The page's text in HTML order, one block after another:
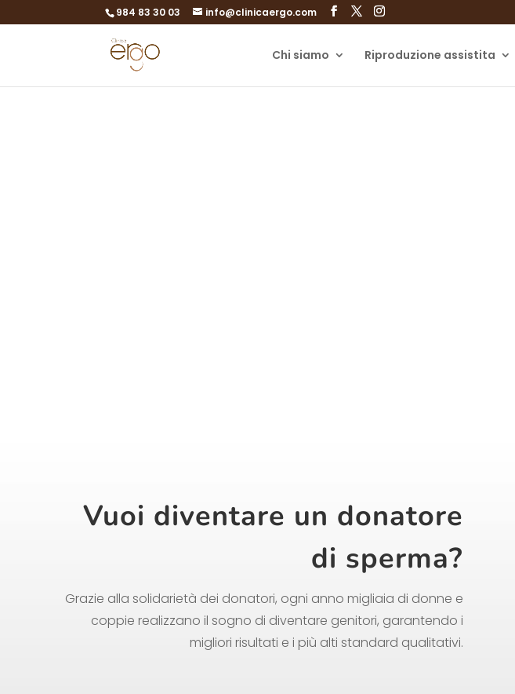
984 83 30 03 info@clinicaergo.com
Chi siamo Riproduzione assistita
Vuoi diventare un donatore
di sperma?
Grazie alla solidarietà dei donatori, ogni anno migliaia di donne e
coppie realizzano il sogno di diventare genitori, garantendo i
migliori risultati e i più alti standard qualitativi.